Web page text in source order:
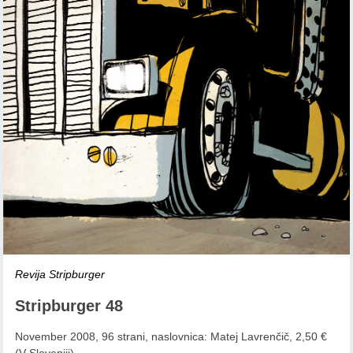
Revija Stripburger
Stripburger 48
November 2008, 96 strani, naslovnica: Matej Lavrenčič, 2,50 €